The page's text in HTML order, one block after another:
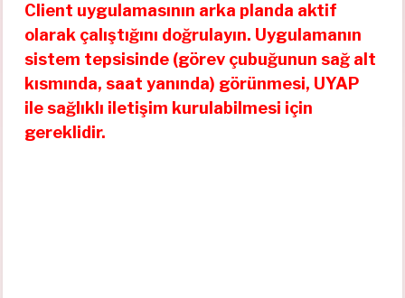
Client uygulamasının arka planda aktif
olarak çalıştığını doğrulayın. Uygulamanın
sistem tepsisinde (görev çubuğunun sağ alt
kısmında, saat yanında) görünmesi, UYAP
ile sağlıklı iletişim kurulabilmesi için
gereklidir.